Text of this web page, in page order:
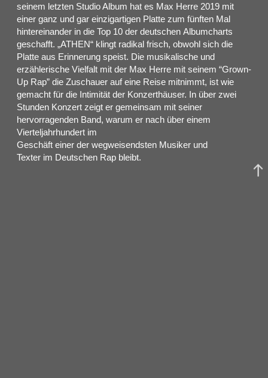
seinem letzten Studio Album hat es Max Herre 2019 mit
einer ganz und gar einzigartigen Platte zum fünften Mal
hintereinander in die Top 10 der deutschen Albumcharts
geschafft. „ATHEN“ klingt radikal frisch, obwohl sich die
Platte aus Erinnerung speist. Die musikalische und
erzählerische Vielfalt mit der Max Herre mit seinem “Grown-
Up Rap” die Zuschauer auf eine Reise mitnimmt, ist wie
gemacht für die Intimität der Konzerthäuser. In über zwei
Stunden Konzert zeigt er gemeinsam mit seiner
hervorragenden Band, warum er nach über einem
Vierteljahrhundert im
Geschäft einer der wegweisendsten Musiker und
Texter im Deutschen Rap bleibt.